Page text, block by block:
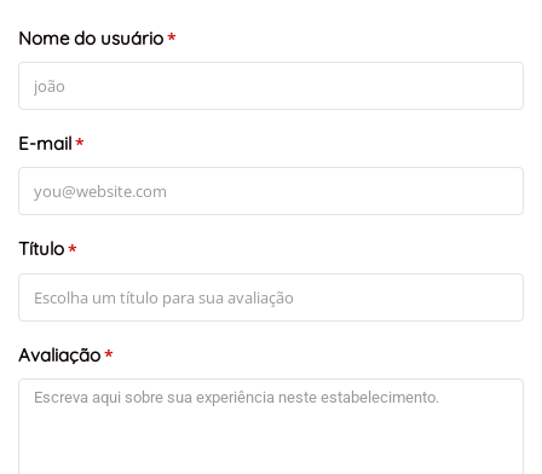
Nome do usuário*
E-mail*
Título*
Avaliação*